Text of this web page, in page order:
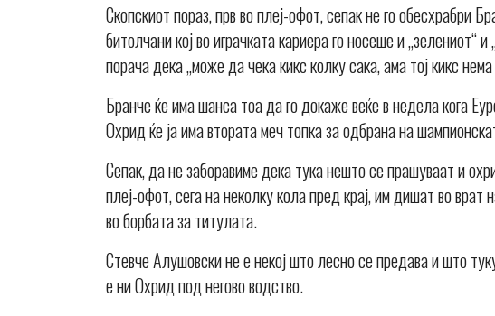
Скопскиот пораз, прв во плеј-офот, сепак не го обесхрабри
битолчани кој во играчката кариера го носеше и „зелениот“
порача дека „може да чека кикс колку сака, ама тој кикс
Бранче ќе има шанса тоа да го докаже веќе в недела кога
Охрид ќе ја има втората меч топка за одбрана на
Сепак, да не заборавиме дека тука нешто се прашуваат и
плеј-офот, сега на неколку кола пред крај, им дишат во
во борбата за титулата.
Стевче Алушовски не е некој што лесно се предава и што
е ни Охрид под негово водство.